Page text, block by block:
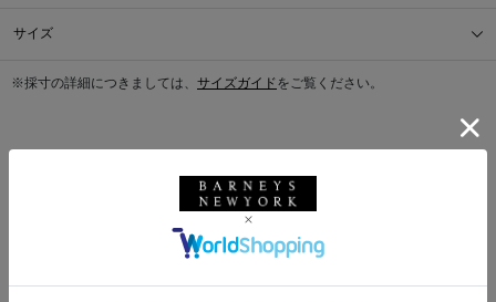
サイズ
※採寸の詳細につきましては、 サイズガイドをご覧ください。